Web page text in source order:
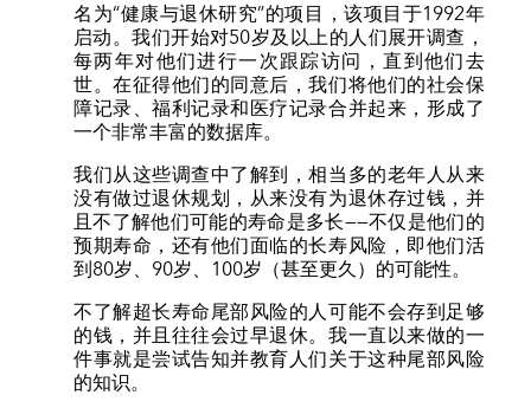
名为“健康与退休研究”的项目，该项目于1992年
启动。我们开始对50岁及以上的人们展开调查，
每两年对他们进行一次跟踪访问，直到他们去
世。在征得他们的同意后，我们将他们的社会保
障记录、福利记录和医疗记录合并起来，形成了
一个非常丰富的数据库。
我们从这些调查中了解到，相当多的老年人从来
没有做过退休规划，从来没有为退休存过钱，并
且不了解他们可能的寿命是多长——不仅是他们的
预期寿命，还有他们面临的长寿风险，即他们活
到80岁、90岁、100岁（甚至更久）的可能性。
不了解超长寿命尾部风险的人可能不会存到足够
的钱，并且往往会过早退休。我一直以来做的一
件事就是尝试告知并教育人们关于这种尾部风险
的知识。